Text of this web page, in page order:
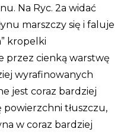
Na Ryc. 2a widać
marszczy się i faluje
kropelki
przez cienką warstwę
wyrafinowanych
jest coraz bardziej
powierzchni tłuszczu,
w coraz bardziej